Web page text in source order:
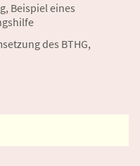
Beispiel eines
des BTHG,